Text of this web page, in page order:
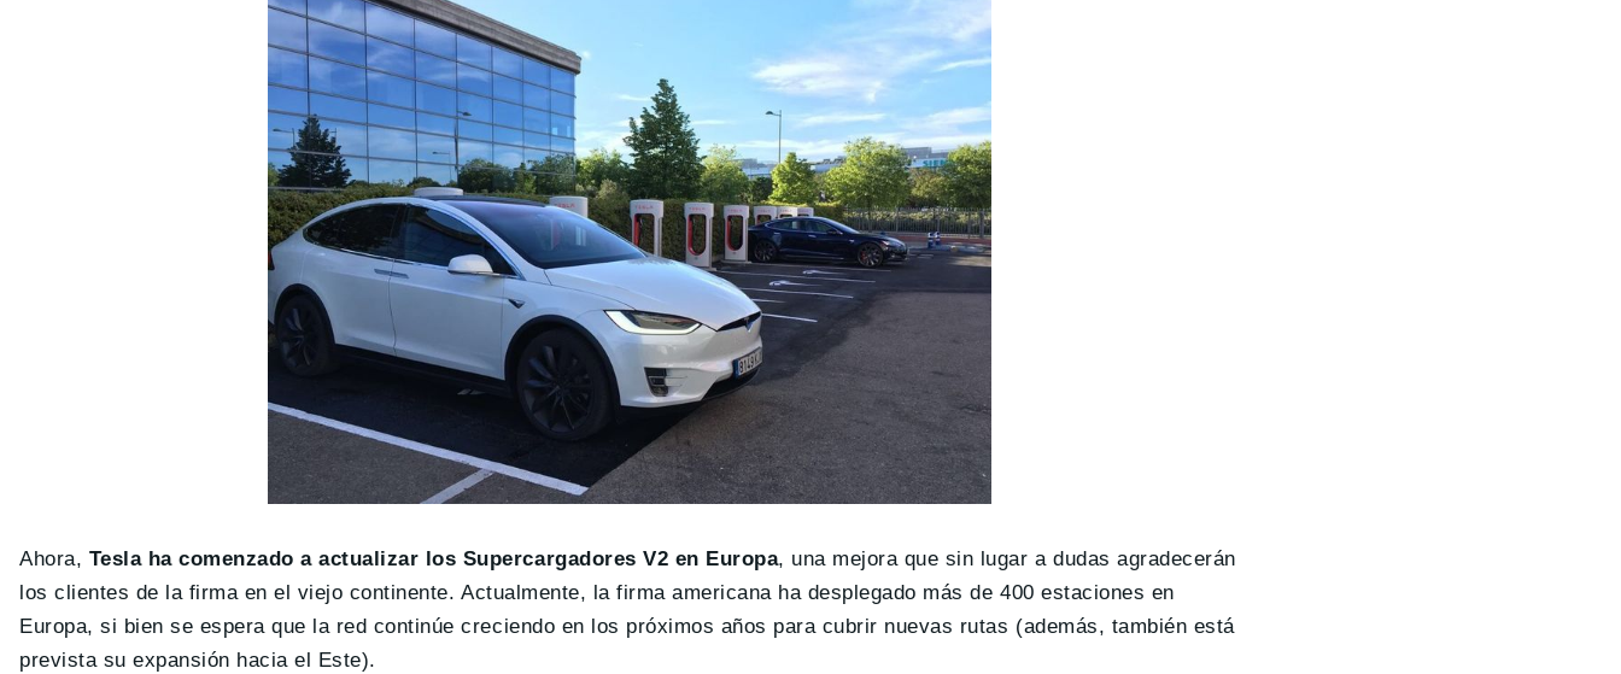
Ahora, Tesla ha comenzado a actualizar los Supercargadores V2 en Europa, una mejora que sin lugar a dudas agradecerán
los clientes de la firma en el viejo continente. Actualmente, la firma americana ha desplegado más de 400 estaciones en
Europa, si bien se espera que la red continúe creciendo en los próximos años para cubrir nuevas rutas (además, también está
prevista su expansión hacia el Este).